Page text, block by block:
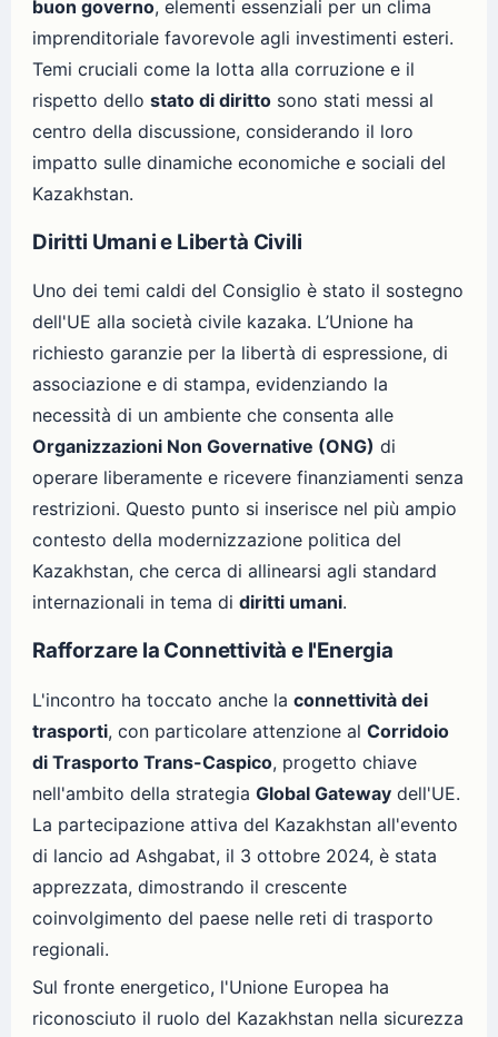
buon governo, elementi essenziali per un clima
imprenditoriale favorevole agli investimenti esteri.
Temi cruciali come la lotta alla corruzione e il
rispetto dello stato di diritto sono stati messi al
centro della discussione, considerando il loro
impatto sulle dinamiche economiche e sociali del
Kazakhstan.
Diritti Umani e Libertà Civili
Uno dei temi caldi del Consiglio è stato il sostegno
dell'UE alla società civile kazaka. L’Unione ha
richiesto garanzie per la libertà di espressione, di
associazione e di stampa, evidenziando la
necessità di un ambiente che consenta alle
Organizzazioni Non Governative (ONG) di
operare liberamente e ricevere finanziamenti senza
restrizioni. Questo punto si inserisce nel più ampio
contesto della modernizzazione politica del
Kazakhstan, che cerca di allinearsi agli standard
internazionali in tema di diritti umani.
Rafforzare la Connettività e l'Energia
L'incontro ha toccato anche la connettività dei
trasporti, con particolare attenzione al Corridoio
di Trasporto Trans-Caspico, progetto chiave
nell'ambito della strategia Global Gateway dell'UE.
La partecipazione attiva del Kazakhstan all'evento
di lancio ad Ashgabat, il 3 ottobre 2024, è stata
apprezzata, dimostrando il crescente
coinvolgimento del paese nelle reti di trasporto
regionali.
Sul fronte energetico, l'Unione Europea ha
riconosciuto il ruolo del Kazakhstan nella sicurezza